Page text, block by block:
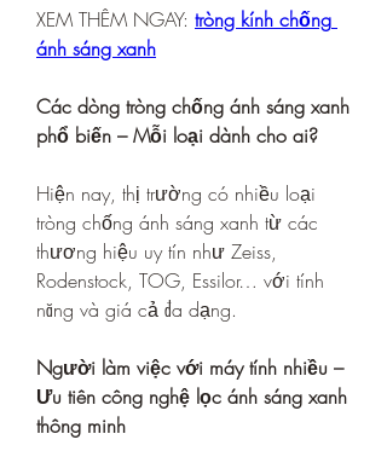
XEM THÊM NGAY: tròng kính chống
ánh sáng xanh
Các dòng tròng chống ánh sáng xanh
phổ biến – Mỗi loại dành cho ai?
Hiện nay, thị trường có nhiều loại
tròng chống ánh sáng xanh từ các
thương hiệu uy tín như Zeiss,
Rodenstock, TOG, Essilor… với tính
năng và giá cả đa dạng.
Người làm việc với máy tính nhiều –
Ưu tiên công nghệ lọc ánh sáng xanh
thông minh